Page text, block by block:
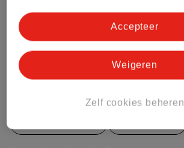
Bestel & Bezorginformatie
Zelf cookies beheren
Weigeren
Accepteer